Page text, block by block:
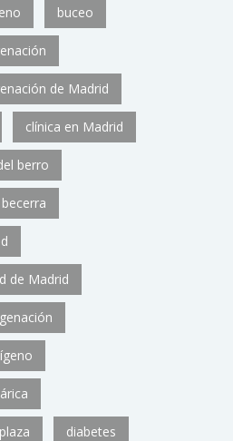
buceo
de Madrid
clínica en Madrid
berro
de Madrid
diabetes